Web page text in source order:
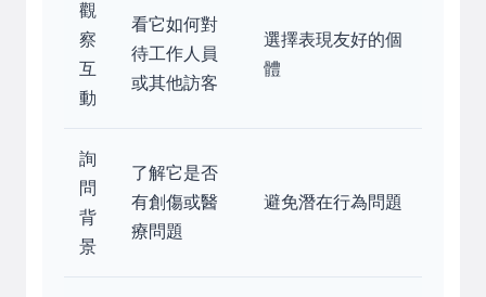
觀
察
互
動
看它如何對
待工作人員
或其他訪客
選擇表現友好的個
體
詢
問
背
景
了解它是否
有創傷或醫
療問題
避免潛在行為問題